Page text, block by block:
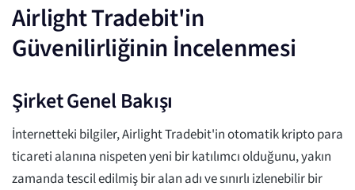
Airlight Tradebit'in
Güvenilirliğinin İncelenmesi
Şirket Genel Bakışı
İnternetteki bilgiler, Airlight Tradebit'in otomatik kripto para
ticareti alanına nispeten yeni bir katılımcı olduğunu, yakın
zamanda tescil edilmiş bir alan adı ve sınırlı izlenebilir bir